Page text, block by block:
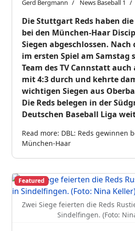
Gerd Bergmann News Baseball 1
Die Stuttgart Reds haben
bei den München-Haar
Siegen abgeschlossen. Nach
im ersten Spiel am Samstag
Team des TV Cannstatt
mit 4:3 durch und kehrte
wichtigen Siegen aus
Die Reds belegen in der
Deutschen Baseball Liga
Read more: DBL: Reds gewinnen
München-Haar
Zwei Siege feierten die Reds
Sindelfingen. (Foto:
Featured